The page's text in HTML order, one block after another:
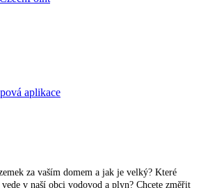
za vaším domem a jak je velký? Které
v naší obci vodovod a plyn? Chcete změřit